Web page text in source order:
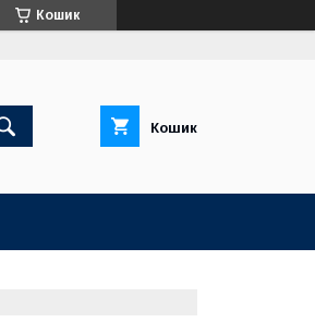
Кошик
Кошик